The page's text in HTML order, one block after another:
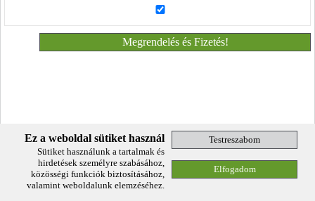
© 2001-2025.Net-Tech Kft. ufsz@domainadminisztracio.hu
Ez a weboldal sütiket használ
Sütiket használunk a tartalmak és
hirdetések személyre szabásához,
közösségi funkciók biztosításához,
valamint weboldalunk elemzéséhez.